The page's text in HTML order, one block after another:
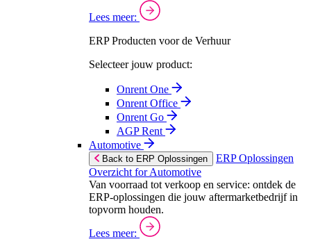
Lees meer:
ERP Producten voor de Verhuur
Selecteer jouw product:
Onrent One
Onrent Office
Onrent Go
AGP Rent
Automotive
Back to ERP Oplossingen
ERP Oplossingen
Overzicht for Automotive
Van voorraad tot verkoop en service: ontdek de
ERP-oplossingen die jouw aftermarketbedrijf in
topvorm houden.
Lees meer: